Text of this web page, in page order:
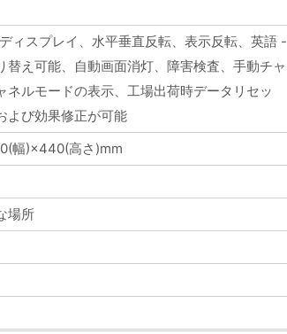
ィスプレイ、水平垂直反転、表示反転、英語 -
替え可能、自動画面消灯、障害検査、手動チャ
ネルモードの表示、工場出荷時データリセッ
よび効果修正が可能
幅)×440(高さ)mm
場所